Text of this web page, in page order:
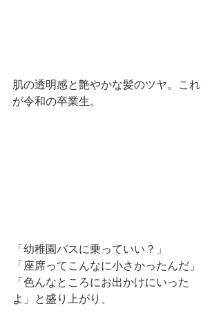
肌の透明感と艶やかな髪のツヤ。これ
が令和の卒業生。
「幼稚園バスに乗っていい？」
「座席ってこんなに小さかったんだ」
「色んなところにお出かけにいった
よ」と盛り上がり、